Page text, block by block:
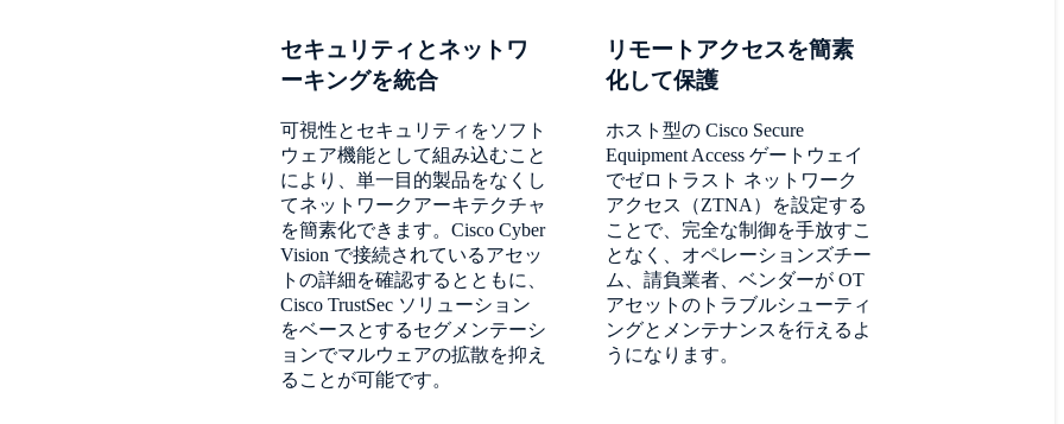
セキュリティとネットワ
ーキングを統合
可視性とセキュリティをソフト
ウェア機能として組み込むこと
により、単一目的製品をなくし
てネットワークアーキテクチャ
を簡素化できます。Cisco Cyber
Vision で接続されているアセッ
トの詳細を確認するとともに、
Cisco TrustSec ソリューション
をベースとするセグメンテーシ
ョンでマルウェアの拡散を抑え
ることが可能です。
リモートアクセスを簡素
化して保護
ホスト型の Cisco Secure
Equipment Access ゲートウェイ
でゼロトラスト ネットワーク
アクセス（ZTNA）を設定する
ことで、完全な制御を手放すこ
となく、オペレーションズチー
ム、請負業者、ベンダーが OT
アセットのトラブルシューティ
ングとメンテナンスを行えるよ
うになります。